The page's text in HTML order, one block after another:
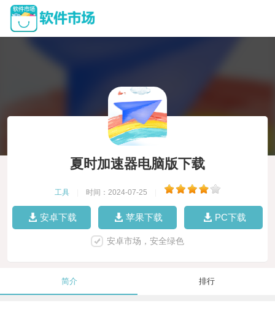
夏时加速器电脑版下载
工具 时间：2024-07-25
安卓下载 苹果下载 PC下载
安卓市场，安全绿色
简介 排行